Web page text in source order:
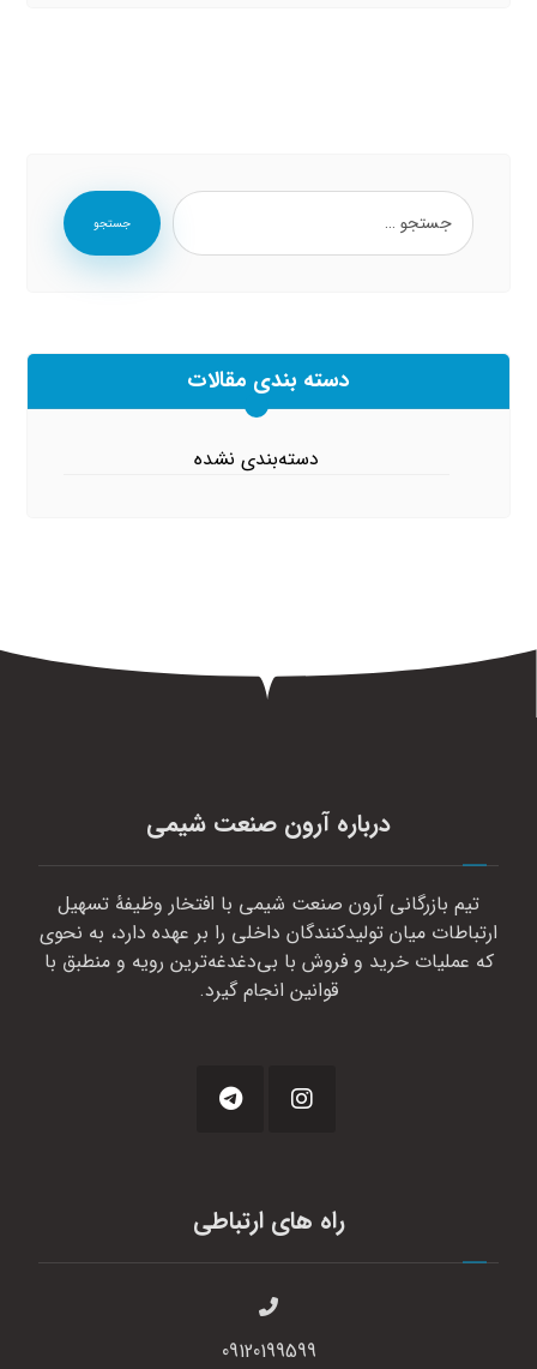
جستجو
دسته بندی مقالات
دسته‌بندی نشده
درباره آرون صنعت شیمی
تیم بازرگانی آرون صنعت شیمی با افتخار وظیفهٔ تسهیل
ارتباطات میان تولیدکنندگان داخلی را بر عهده دارد، به نحوی
که عملیات خرید و فروش با بی‌دغدغه‌ترین رویه و منطبق با
قوانین انجام گیرد.
راه های ارتباطی
09120199599